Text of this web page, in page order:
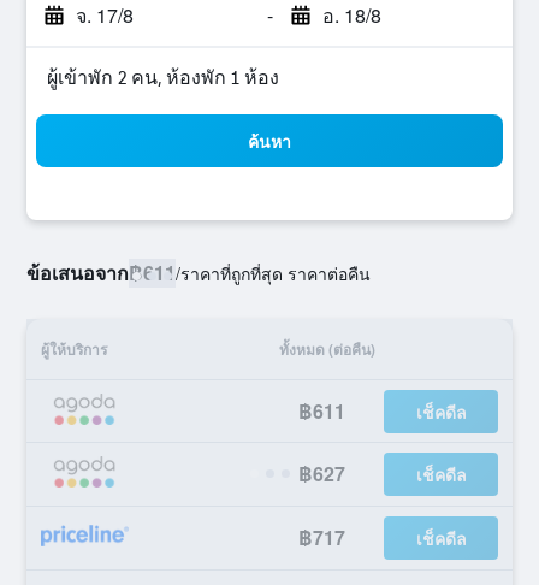
จ. 17/8 - อ. 18/8
ผู้เข้าพัก 2 คน, ห้องพัก 1 ห้อง
ค้นหา
ข้อเสนอจาก฿611/ราคาที่ถูกที่สุด ราคาต่อคืน
ผู้ให้บริการ ทั้งหมด (ต่อคืน)
฿611 เช็คดีล
฿627 เช็คดีล
฿717 เช็คดีล